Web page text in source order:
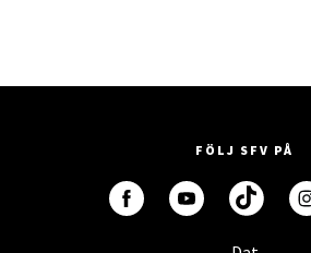
FÖLJ SFV PÅ